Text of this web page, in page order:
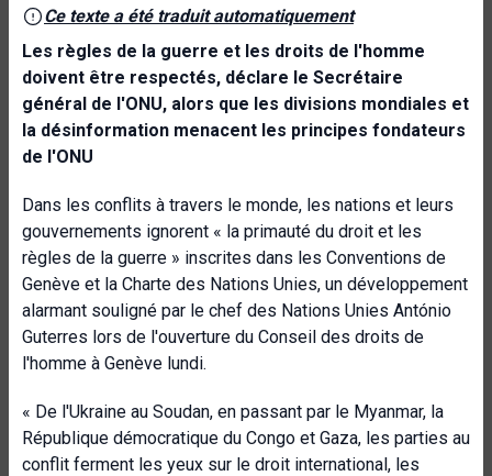
Ce texte a été traduit automatiquement
Les règles de la guerre et les droits de l'homme
doivent être respectés, déclare le Secrétaire
général de l'ONU, alors que les divisions mondiales et
la désinformation menacent les principes fondateurs
de l'ONU
Dans les conflits à travers le monde, les nations et leurs
gouvernements ignorent « la primauté du droit et les
règles de la guerre » inscrites dans les Conventions de
Genève et la Charte des Nations Unies, un développement
alarmant souligné par le chef des Nations Unies António
Guterres lors de l'ouverture du Conseil des droits de
l'homme à Genève lundi.
« De l'Ukraine au Soudan, en passant par le Myanmar, la
République démocratique du Congo et Gaza, les parties au
conflit ferment les yeux sur le droit international, les